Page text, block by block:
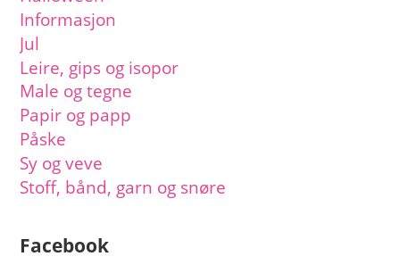
Informasjon
Jul
Leire, gips og isopor
Male og tegne
Papir og papp
Påske
Sy og veve
Stoff, bånd, garn og snøre
Facebook